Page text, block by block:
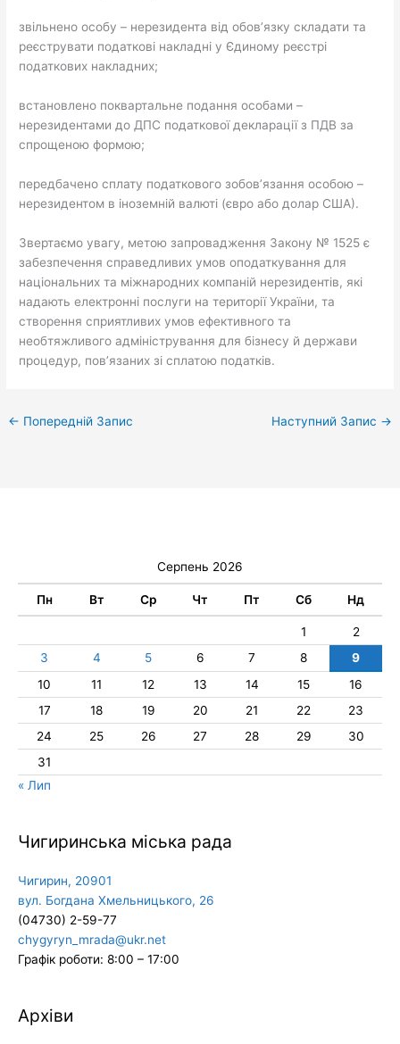
звільнено особу – нерезидента від обов’язку складати та
реєструвати податкові накладні у Єдиному реєстрі
податкових накладних;
встановлено поквартальне подання особами –
нерезидентами до ДПС податкової декларації з ПДВ за
спрощеною формою;
передбачено сплату податкового зобов’язання особою –
нерезидентом в іноземній валюті (євро або долар США).
Звертаємо увагу, метою запровадження Закону № 1525 є
забезпечення справедливих умов оподаткування для
національних та міжнародних компаній нерезидентів, які
надають електронні послуги на території України, та
створення сприятливих умов ефективного та
необтяжливого адміністрування для бізнесу й держави
процедур, пов’язаних зі сплатою податків.
← Попередній Запис Наступний Запис →
Серпень 2026
Пн Вт Ср Чт Пт Сб Нд
1
2
3
4 5 6 7 8
9
10
11 12 13 14 15
16
17
18 19 20 21 22
23
24
25 26 27 28 29
30
31
« Лип
Чигиринська міська рада
Чигирин, 20901
вул. Богдана Хмельницького, 26
(04730) 2-59-77
chygyryn_mrada@ukr.net
Графік роботи: 8:00 – 17:00
Архіви
Архіви